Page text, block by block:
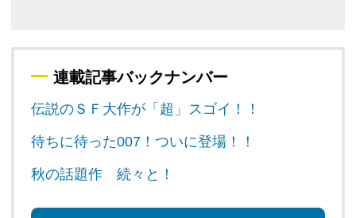
連載記事バックナンバー
伝説のＳＦ大作が「超」スゴイ！！
待ちに待った007！ついに登場！！
秋の話題作 続々と！